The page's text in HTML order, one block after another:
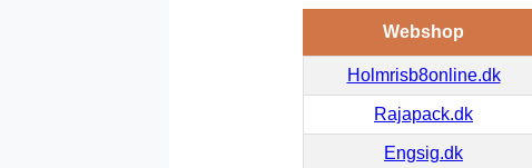
Webshop
Holmrisb8online.dk
Rajapack.dk
Engsig.dk